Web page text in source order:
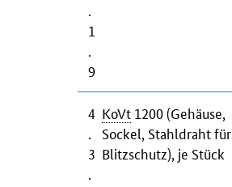
1
9
4
3
KoVt 1200 (Gehäuse,
Sockel, Stahldraht für
Blitzschutz), je Stück